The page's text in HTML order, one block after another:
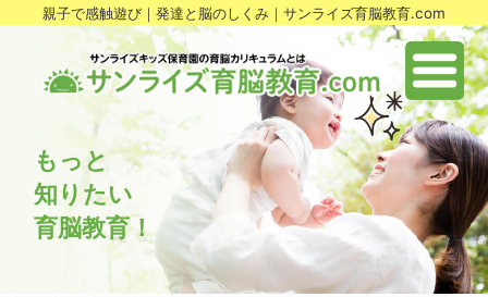
親子で感触遊び｜発達と脳のしくみ｜サンライズ育脳教育.com
もっと
知りたい
育脳教育！